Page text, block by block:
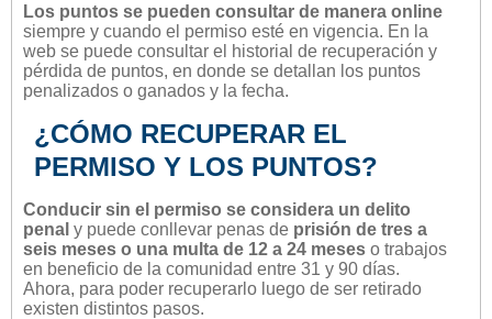
Los puntos se pueden consultar de manera online
siempre y cuando el permiso esté en vigencia. En la
web se puede consultar el historial de recuperación y
pérdida de puntos, en donde se detallan los puntos
penalizados o ganados y la fecha.
¿CÓMO RECUPERAR EL
PERMISO Y LOS PUNTOS?
Conducir sin el permiso se considera un delito
penal y puede conllevar penas de prisión de tres a
seis meses o una multa de 12 a 24 meses o trabajos
en beneficio de la comunidad entre 31 y 90 días.
Ahora, para poder recuperarlo luego de ser retirado
existen distintos pasos.